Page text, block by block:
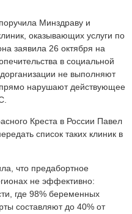
поручила Минздраву и
оказывающих услуги по
заявила 26 октября на
в социальной
не выполняют
нарушают действующее
Креста в России Павел
список таких клиник в
что предабортное
не эффективно:
где 98% беременных
составляют до 40% от